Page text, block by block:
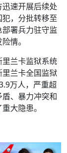
速开展后续处
，分批转移至
署兵力驻守监
情。
兰卡监狱系统
兰卡全国监狱
万人，严重超
、暴力冲突和
大隐患。